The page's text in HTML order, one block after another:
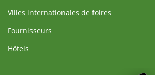
Villes internationales de foires
Fournisseurs
Hôtels